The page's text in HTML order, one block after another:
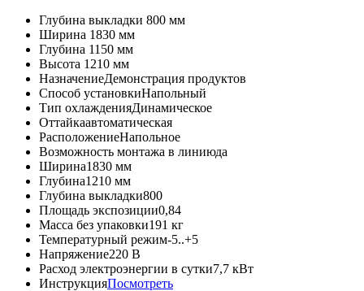
Глубина выкладки 800 мм
Ширина 1830 мм
Глубина 1150 мм
Высота 1210 мм
НазначениеДемонстрация продуктов
Способ установкиНапольный
Тип охлажденияДинамическое
Оттайкаавтоматическая
РасположениеНапольное
Возможность монтажа в линиюда
Ширина1830 мм
Глубина1210 мм
Глубина выкладки800
Площадь экспозиции0,84
Масса без упаковки191 кг
Температурный режим-5..+5
Напряжение220 В
Расход электроэнергии в сутки7,7 кВт
ИнструкцияПосмотреть